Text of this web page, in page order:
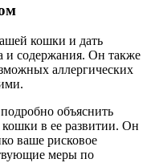
кошки и дать
и содержания. Он также
аллергических
объяснить
в ее развитии. Он
ваше рисковое
меры по